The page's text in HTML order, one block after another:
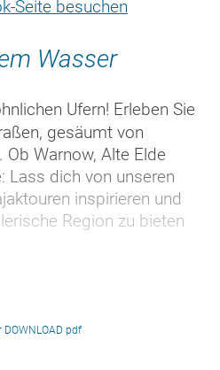
Seite besuchen
Wasser
Ufern! Erleben Sie
gesäumt von
Warnow, Alte Elde
Lass dich von unseren
inspirieren und
Region zu bieten
DOWNLOAD pdf